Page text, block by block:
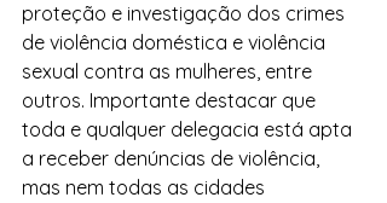
proteção e investigação dos crimes
de violência doméstica e violência
sexual contra as mulheres, entre
outros. Importante destacar que
toda e qualquer delegacia está apta
a receber denúncias de violência,
mas nem todas as cidades